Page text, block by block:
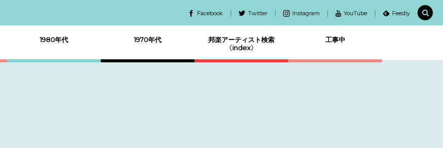
Facebook Twitter Instagram YouTube Feedly
1980年代 1970年代
邦楽アーティスト検索
〈index〉
工事中